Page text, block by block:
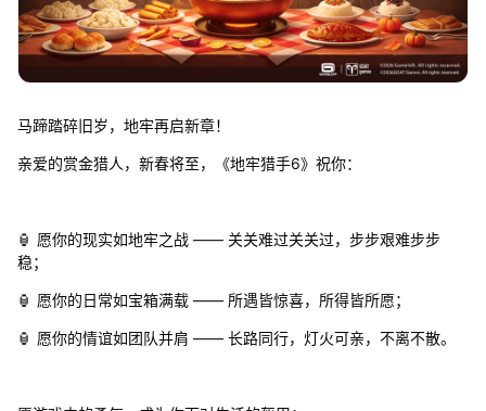
马蹄踏碎旧岁，地牢再启新章！
亲爱的赏金猎人，新春将至，《地牢猎手6》祝你：
🏮 愿你的现实如地牢之战 —— 关关难过关关过，步步艰难步步
稳；
🏮 愿你的日常如宝箱满载 —— 所遇皆惊喜，所得皆所愿；
🏮 愿你的情谊如团队并肩 —— 长路同行，灯火可亲，不离不散。